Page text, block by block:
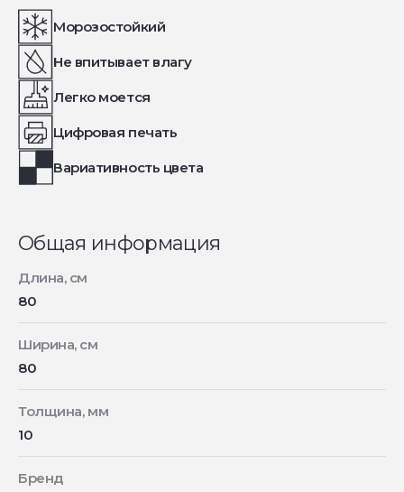
Морозостойкий
Не впитывает влагу
Легко моется
Цифровая печать
Вариативность цвета
Общая информация
Длина, см
80
Ширина, см
80
Толщина, мм
10
Бренд